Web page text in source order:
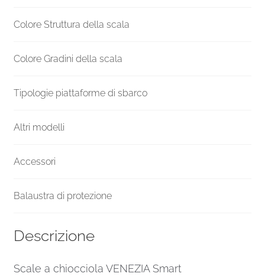
cm
Colore Struttura della scala
Colore Gradini della scala
Tipologie piattaforme di sbarco
Altri modelli
Accessori
Balaustra di protezione
Descrizione
Scale a chiocciola VENEZIA Smart